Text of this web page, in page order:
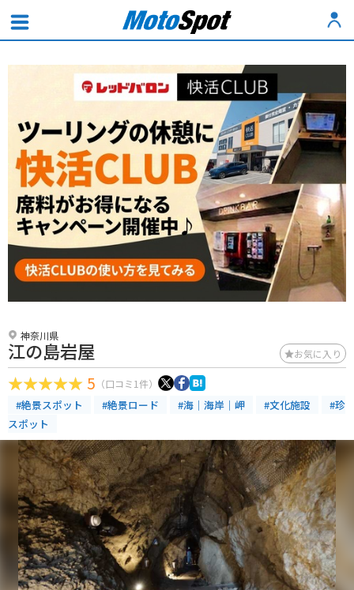
神奈川県
江の島岩屋 お気に入り
5 （口コミ1件）
#絶景スポット #絶景ロード #海｜海岸｜岬 #文化施設
#珍
スポット